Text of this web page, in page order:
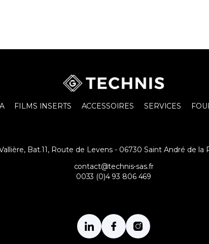
FILMS INSERTS ACCESSOIRES SERVICES
Bat.11, Route de Levens - 06730 Saint André de la
contact@technis-sas.fr
0033 (0)4 93 806 469